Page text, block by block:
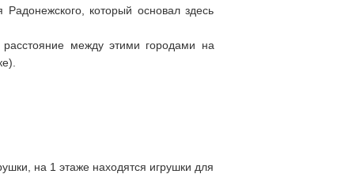
который основал здесь
между этими городами на
на 1 этаже находятся игрушки для